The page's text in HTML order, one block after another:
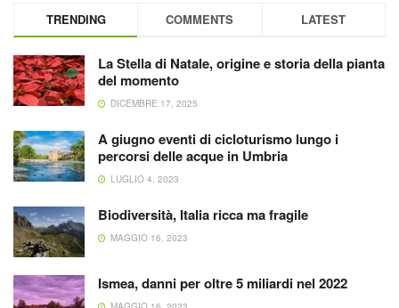
TRENDING COMMENTS LATEST
La Stella di Natale, origine e storia della pianta
del momento
DICEMBRE 17, 2025
A giugno eventi di cicloturismo lungo i
percorsi delle acque in Umbria
LUGLIO 4, 2023
Biodiversità, Italia ricca ma fragile
MAGGIO 16, 2023
Ismea, danni per oltre 5 miliardi nel 2022